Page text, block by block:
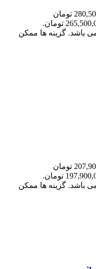
قیمت اصلی: 280,500,000 تومان
باشد. گزینه ها ممکن
قیمت اصلی: 207,900,000 تومان
باشد. گزینه ها ممکن